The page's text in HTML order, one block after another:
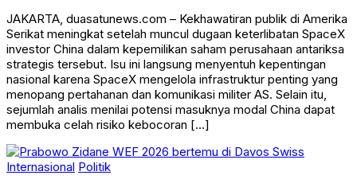
JAKARTA, duasatunews.com – Kekhawatiran publik di Amerika
Serikat meningkat setelah muncul dugaan keterlibatan SpaceX
investor China dalam kepemilikan saham perusahaan antariksa
strategis tersebut. Isu ini langsung menyentuh kepentingan
nasional karena SpaceX mengelola infrastruktur penting yang
menopang pertahanan dan komunikasi militer AS. Selain itu,
sejumlah analis menilai potensi masuknya modal China dapat
membuka celah risiko kebocoran […]
Internasional Politik